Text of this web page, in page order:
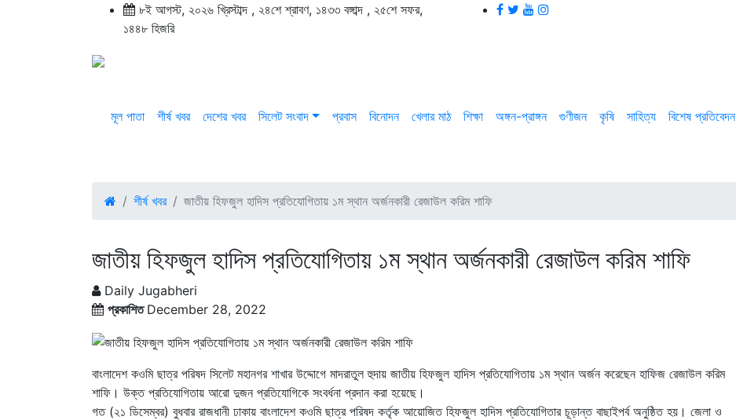
৮ই আগস্ট, ২০২৬ খ্রিস্টাব্দ , ২৪শে শ্রাবণ, ১৪৩৩ বঙ্গাব্দ , ২৫শে সফর,
১৪৪৮ হিজরি
মূল পাতা শীর্ষ খবর দেশের খবর সিলেট সংবাদ প্রবাস বিনোদন খেলার মাঠ শিক্ষা অঙ্গন-প্রাঙ্গন গুণীজন কৃষি সাহিত্য বিশেষ প্রতিবেদন
শীর্ষ খবর জাতীয় হিফজুল হাদিস প্রতিযোগিতায় ১ম স্থান অর্জনকারী রেজাউল করিম শাফি
জাতীয় হিফজুল হাদিস প্রতিযোগিতায় ১ম স্থান অর্জনকারী রেজাউল করিম শাফি
Daily Jugabheri
প্রকাশিতDecember 28, 2022
বাংলাদেশ কওমি ছাত্র পরিষদ সিলেট মহানগর শাখার উদ্দোগে মাদরাতুল হুদায় জাতীয় হিফজুল হাদিস প্রতিযোগিতায় ১ম স্থান অর্জন করেছেন হাফিজ রেজাউল করিম
শাফি। উক্ত প্রতিযোগিতায় আরো দুজন প্রতিযোগিকে সংবর্ধনা প্রদান করা হয়েছে।
গত (২১ ডিসেম্বর) বুধবার রাজধানী ঢাকায় বাংলাদেশ কওমি ছাত্র পরিষদ কর্তৃক আয়োজিত হিফজুল হাদিস প্রতিযোগিতার চূড়ান্ত বাছাইপর্ব অনুষ্ঠিত হয়। জেলা ও